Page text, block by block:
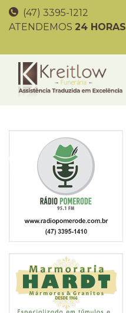
(47) 3395-1212
ATENDEMOS 24 HORAS